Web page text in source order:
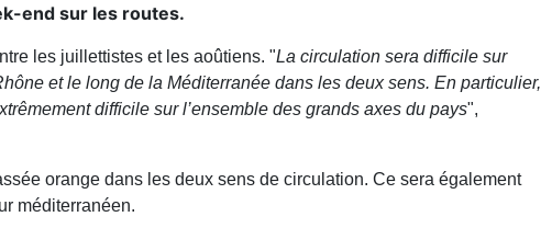
end sur les routes.
les juillettistes et les aoûtiens. "La circulation sera difficile sur
et le long de la Méditerranée dans les deux sens. En particulier,
difficile sur l’ensemble des grands axes du pays",
orange dans les deux sens de circulation. Ce sera également
méditerranéen.